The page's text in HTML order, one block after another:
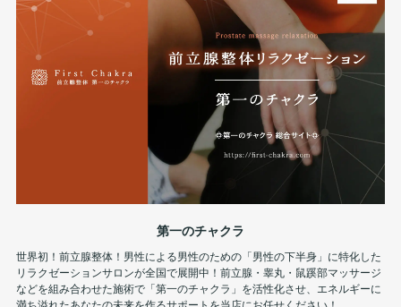
第一のチャクラ
世界初！前立腺整体！男性による男性のための「男性の下半身」に特化した
リラクゼーションサロンが全国で展開中！前立腺・睾丸・鼠蹊部マッサージ
などを組み合わせた施術で「第一のチャクラ」を活性化させ、エネルギーに
満ち溢れたあなたの未来を作るサポートを当店にお任せください！